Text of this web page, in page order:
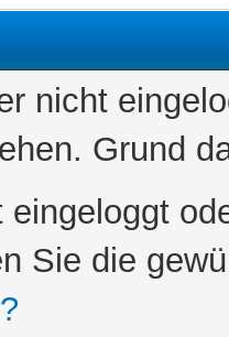
nicht
Grund
eingeloggt
Sie die